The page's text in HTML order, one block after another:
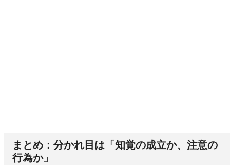
まとめ：分かれ目は「知覚の成立か、注意の
行為か」